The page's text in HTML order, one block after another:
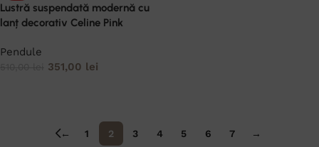
Lustră suspendată modernă cu
lanț decorativ Celine Pink
Pendule
351,00 lei
← 1 2 3 4 5 6 7 →